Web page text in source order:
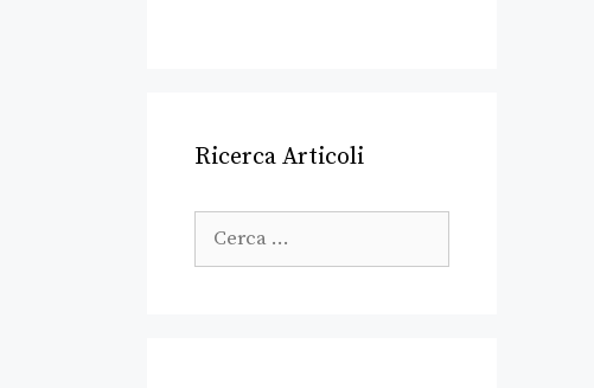
Ricerca Articoli